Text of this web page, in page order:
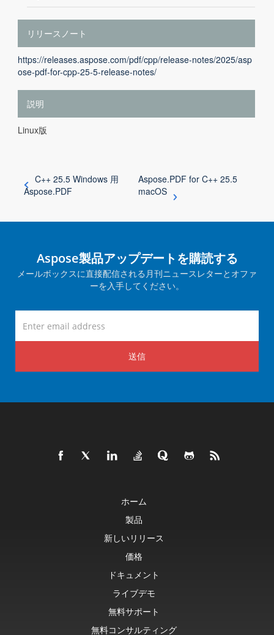
リリースノート
https://releases.aspose.com/pdf/cpp/release-notes/2025/asp
ose-pdf-for-cpp-25-5-release-notes/
説明
Linux版
C++ 25.5 Windows 用
Aspose.PDF
Aspose.PDF for C++ 25.5
macOS
Aspose製品アップデートを購読する
メールボックスに直接配信される月刊ニュースレターとオファ
ーを入手してください。
送信
ホーム
製品
新しいリリース
価格
ドキュメント
ライブデモ
無料サポート
無料コンサルティング